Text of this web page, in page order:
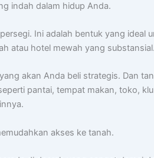
indah dalam hidup Anda.
Ini adalah bentuk yang ideal
atau hotel mewah yang
akan Anda beli strategis. Dan
pantai, tempat makan, toko,
akses ke tanah.